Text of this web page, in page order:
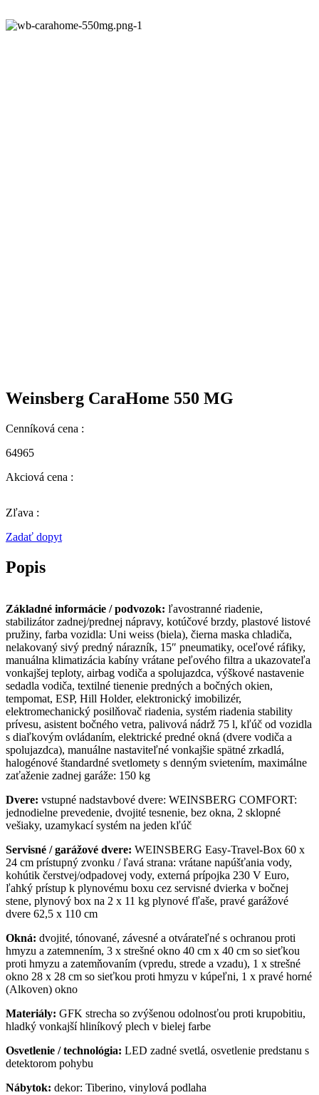
Weinsberg CaraHome 550 MG
Cenníková cena :
64965
Akciová cena :
Zľava :
Zadať dopyt
Popis
Základné informácie / podvozok: ľavostranné riadenie,
stabilizátor zadnej/prednej nápravy, kotúčové brzdy, plastové listové
pružiny, farba vozidla: Uni weiss (biela), čierna maska ​​chladiča,
nelakovaný sivý predný nárazník, 15″ pneumatiky, oceľové ráfiky,
manuálna klimatizácia kabíny vrátane peľového filtra a ukazovateľa
vonkajšej teploty, airbag vodiča a spolujazdca, výškové nastavenie
sedadla vodiča, textilné tienenie predných a bočných okien,
tempomat, ESP, Hill Holder, elektronický imobilizér,
elektromechanický posilňovač riadenia, systém riadenia stability
prívesu, asistent bočného vetra, palivová nádrž 75 l, kľúč od vozidla
s diaľkovým ovládaním, elektrické predné okná (dvere vodiča a
spolujazdca), manuálne nastaviteľné vonkajšie spätné zrkadlá,
halogénové štandardné svetlomety s denným svietením, maximálne
zaťaženie zadnej garáže: 150 kg
Dvere: vstupné nadstavbové dvere: WEINSBERG COMFORT:
jednodielne prevedenie, dvojité tesnenie, bez okna, 2 sklopné
vešiaky, uzamykací systém na jeden kľúč
Servisné / garážové dvere: WEINSBERG Easy-Travel-Box 60 x
24 cm prístupný zvonku / ľavá strana: vrátane napúšťania vody,
kohútik čerstvej/odpadovej vody, externá prípojka 230 V Euro,
ľahký prístup k plynovému boxu cez servisné dvierka v bočnej
stene, plynový box na 2 x 11 kg plynové fľaše, pravé garážové
dvere 62,5 x 110 cm
Okná: dvojité, tónované, závesné a otvárateľné s ochranou proti
hmyzu a zatemnením, 3 x strešné okno 40 cm x 40 cm so sieťkou
proti hmyzu a zatemňovaním (vpredu, strede a vzadu), 1 x strešné
okno 28 x 28 cm so sieťkou proti hmyzu v kúpeľni, 1 x pravé horné
(Alkoven) okno
Materiály: GFK strecha so zvýšenou odolnosťou proti krupobitiu,
hladký vonkajší hliníkový plech v bielej farbe
Osvetlenie / technológia: LED zadné svetlá, osvetlenie predstanu s
detektorom pohybu
Nábytok: dekor: Tiberino, vinylová podlaha